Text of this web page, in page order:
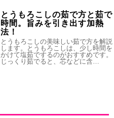
とうもろこしの茹で方と茹で
時間。旨みを引き出す加熱
法！
とうもろこしの美味しい茹で方を解説
します。とうもろこしは、少し時間を
かけて塩茹でするのがおすすめです。
じっくり茹でると、芯などに含…